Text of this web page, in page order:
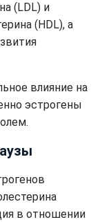
(LDL) и
(HDL), а
влияние на
эстрогены
в отношении